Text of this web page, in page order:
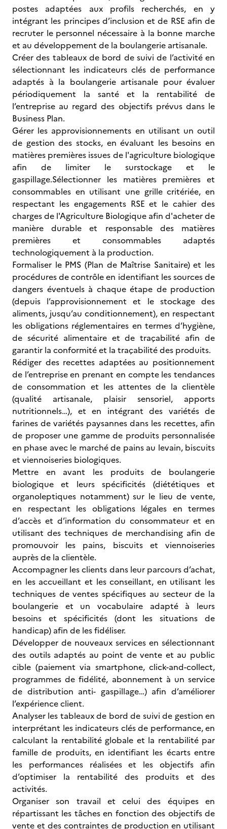
postes adaptées aux profils recherchés, en y
intégrant les principes d’inclusion et de RSE afin de
recruter le personnel nécessaire à la bonne marche
et au développement de la boulangerie artisanale.
Créer des tableaux de bord de suivi de l’activité en
sélectionnant les indicateurs clés de performance
adaptés à la boulangerie artisanale pour évaluer
périodiquement la santé et la rentabilité de
l’entreprise au regard des objectifs prévus dans le
Business Plan.
Gérer les approvisionnements en utilisant un outil
de gestion des stocks, en évaluant les besoins en
matières premières issues de l'agriculture biologique
afin de limiter le surstockage et le
gaspillage.Sélectionner les matières premières et
consommables en utilisant une grille critériée, en
respectant les engagements RSE et le cahier des
charges de l'Agriculture Biologique afin d'acheter de
manière durable et responsable des matières
premières et consommables adaptés
technologiquement à la production.
Formaliser le PMS (Plan de Maîtrise Sanitaire) et les
procédures de contrôle en identifiant les sources de
dangers éventuels à chaque étape de production
(depuis l’approvisionnement et le stockage des
aliments, jusqu’au conditionnement), en respectant
les obligations réglementaires en termes d’hygiène,
de sécurité alimentaire et de traçabilité afin de
garantir la conformité et la traçabilité des produits.
Rédiger des recettes adaptées au positionnement
de l’entreprise en prenant en compte les tendances
de consommation et les attentes de la clientèle
(qualité artisanale, plaisir sensoriel, apports
nutritionnels…), et en intégrant des variétés de
farines de variétés paysannes dans les recettes, afin
de proposer une gamme de produits personnalisée
en phase avec le marché de pains au levain, biscuits
et viennoiseries biologiques.
Mettre en avant les produits de boulangerie
biologique et leurs spécificités (diététiques et
organoleptiques notamment) sur le lieu de vente,
en respectant les obligations légales en termes
d’accès et d’information du consommateur et en
utilisant des techniques de merchandising afin de
promouvoir les pains, biscuits et viennoiseries
auprès de la clientèle.
Accompagner les clients dans leur parcours d’achat,
en les accueillant et les conseillant, en utilisant les
techniques de ventes spécifiques au secteur de la
boulangerie et un vocabulaire adapté à leurs
besoins et spécificités (dont les situations de
handicap) afin de les fidéliser.
Développer de nouveaux services en sélectionnant
des outils adaptés au point de vente et au public
cible (paiement via smartphone, click-and-collect,
programmes de fidélité, abonnement à un service
de distribution anti- gaspillage…) afin d’améliorer
l’expérience client.
Analyser les tableaux de bord de suivi de gestion en
interprétant les indicateurs clés de performance, en
calculant la rentabilité globale et la rentabilité par
famille de produits, en identifiant les écarts entre
les performances réalisées et les objectifs afin
d’optimiser la rentabilité des produits et des
activités.
Organiser son travail et celui des équipes en
répartissant les tâches en fonction des objectifs de
vente et des contraintes de production en utilisant